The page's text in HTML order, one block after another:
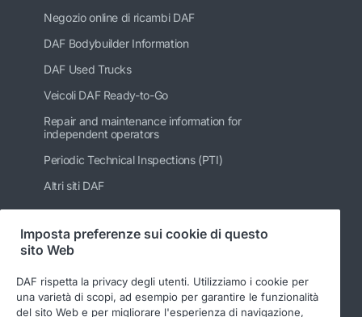
Negozio online di ricambi DAF
DAF Bodybuilder Information
DAF Used Trucks
Veicoli DAF Ready-to-Go
Repair and maintenance information for
independent operators
Periodic Technical Inspections (PTI)
Altri siti DAF
Seguici
Imposta preferenze sui cookie di questo
sito Web
DAF rispetta la privacy degli utenti. Utilizziamo i cookie per
una varietà di scopi, ad esempio per garantire le funzionalità
del sito Web e per migliorare l'esperienza di navigazione,